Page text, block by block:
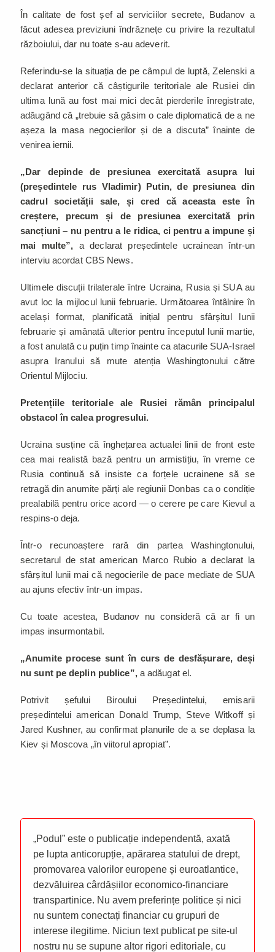
În calitate de fost șef al serviciilor secrete, Budanov a
făcut adesea previziuni îndrăznețe cu privire la rezultatul
războiului, dar nu toate s-au adeverit.
Referindu-se la situația de pe câmpul de luptă, Zelenski a
declarat anterior că câștigurile teritoriale ale Rusiei din
ultima lună au fost mai mici decât pierderile înregistrate,
adăugând că „trebuie să găsim o cale diplomatică de a ne
așeza la masa negocierilor și de a discuta” înainte de
venirea iernii.
„Dar depinde de presiunea exercitată asupra lui
(președintele rus Vladimir) Putin, de presiunea din
cadrul societății sale, și cred că aceasta este în
creștere, precum și de presiunea exercitată prin
sancțiuni – nu pentru a le ridica, ci pentru a impune și
mai multe”, a declarat președintele ucrainean într-un
interviu acordat CBS News.
Ultimele discuții trilaterale între Ucraina, Rusia și SUA au
avut loc la mijlocul lunii februarie. Următoarea întâlnire în
același format, planificată inițial pentru sfârșitul lunii
februarie și amânată ulterior pentru începutul lunii martie,
a fost anulată cu puțin timp înainte ca atacurile SUA-Israel
asupra Iranului să mute atenția Washingtonului către
Orientul Mijlociu.
Pretențiile teritoriale ale Rusiei rămân principalul
obstacol în calea progresului.
Ucraina susține că înghețarea actualei linii de front este
cea mai realistă bază pentru un armistițiu, în vreme ce
Rusia continuă să insiste ca forțele ucrainene să se
retragă din anumite părți ale regiunii Donbas ca o condiție
prealabilă pentru orice acord — o cerere pe care Kievul a
respins-o deja.
Într-o recunoaștere rară din partea Washingtonului,
secretarul de stat american Marco Rubio a declarat la
sfârșitul lunii mai că negocierile de pace mediate de SUA
au ajuns efectiv într-un impas.
Cu toate acestea, Budanov nu consideră că ar fi un
impas insurmontabil.
„Anumite procese sunt în curs de desfășurare, deși
nu sunt pe deplin publice”,a adăugat el.
Potrivit șefului Biroului Președintelui, emisarii
președintelui american Donald Trump, Steve Witkoff și
Jared Kushner, au confirmat planurile de a se deplasa la
Kiev și Moscova „în viitorul apropiat”.
„Podul” este o publicație independentă, axată
pe lupta anticorupție, apărarea statului de drept,
promovarea valorilor europene și euroatlantice,
dezvăluirea cârdășiilor economico-financiare
transpartinice. Nu avem preferințe politice și nici
nu suntem conectați financiar cu grupuri de
interese ilegitime. Niciun text publicat pe site-ul
nostru nu se supune altor rigori editoriale, cu